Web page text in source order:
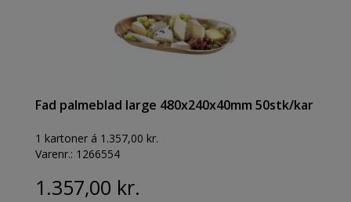
Fad palmeblad large 480x240x40mm 50stk/kar
1 kartoner á 1.357,00 kr.
Varenr.: 1266554
1.357,00 kr.